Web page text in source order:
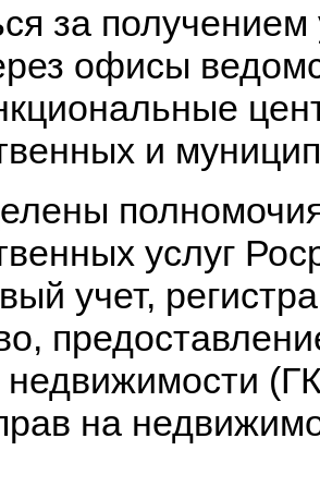
за
офисы
и
услуг
учет,
недвижимости
на